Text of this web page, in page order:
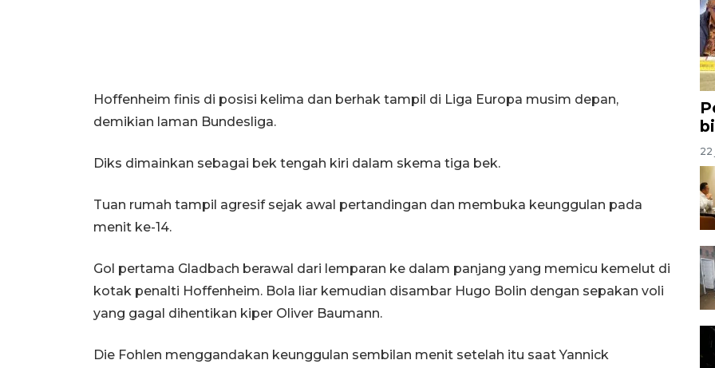
Hoffenheim finis di posisi kelima dan berhak tampil di Liga Europa musim depan,
demikian laman Bundesliga.
Diks dimainkan sebagai bek tengah kiri dalam skema tiga bek.
Tuan rumah tampil agresif sejak awal pertandingan dan membuka keunggulan pada
menit ke-14.
Gol pertama Gladbach berawal dari lemparan ke dalam panjang yang memicu kemelut di
kotak penalti Hoffenheim. Bola liar kemudian disambar Hugo Bolin dengan sepakan voli
yang gagal dihentikan kiper Oliver Baumann.
Die Fohlen menggandakan keunggulan sembilan menit setelah itu saat Yannick
22